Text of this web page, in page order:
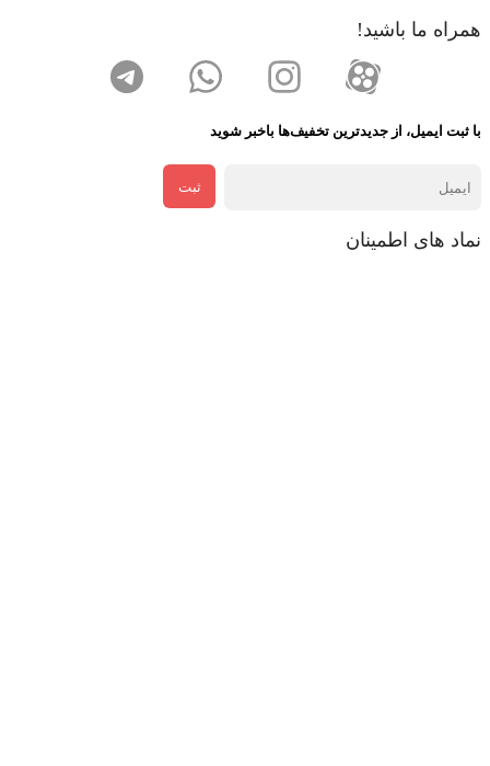
همراه ما باشید!
با ثبت ایمیل، از جدید‌ترین تخفیف‌ها با‌خبر شوید
ثبت
نماد های اطمینان